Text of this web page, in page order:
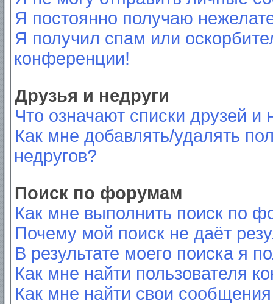
Я постоянно получаю
Я получил спам или
конференции!
Друзья и недруги
Что означают списки друзей и
Как мне добавлять/удалять
недругов?
Поиск по форумам
Как мне выполнить поиск по
Почему мой поиск не даёт
В результате моего поиска я
Как мне найти пользователя
Как мне найти свои